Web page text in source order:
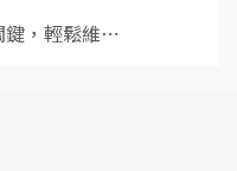
鍵，輕鬆維⋯